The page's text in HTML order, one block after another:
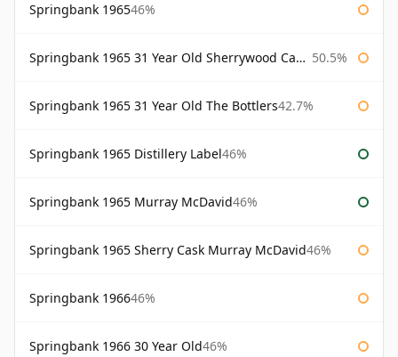
Springbank 196546%
Springbank 1965 31 Year Old Sherrywood Cadenhead's 50.5%
Springbank 1965 31 Year Old The Bottlers42.7%
Springbank 1965 Distillery Label46%
Springbank 1965 Murray McDavid46%
Springbank 1965 Sherry Cask Murray McDavid46%
Springbank 196646%
Springbank 1966 30 Year Old46%